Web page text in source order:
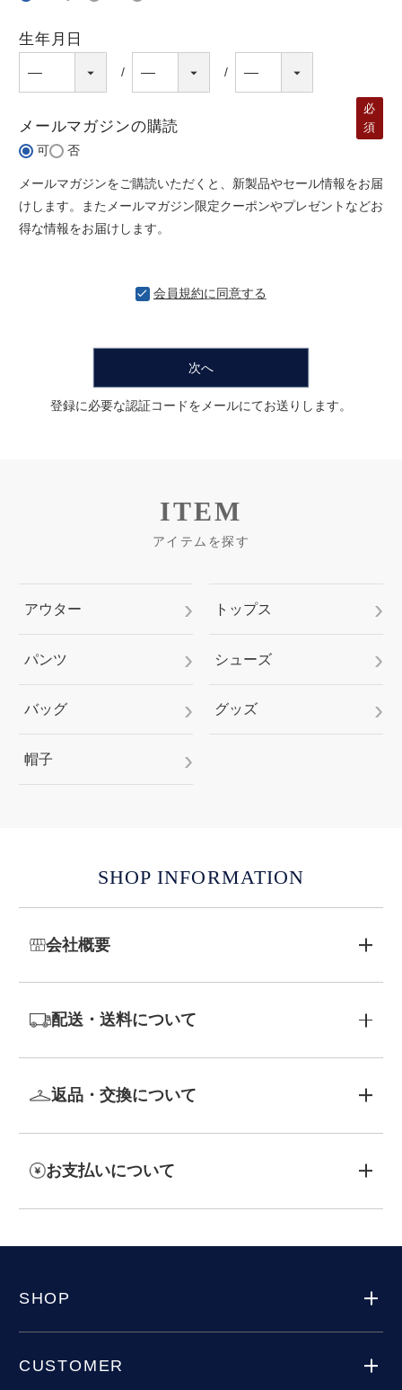
生年月日
メールマガジンの購読
必
須
可 否
メールマガジンをご購読いただくと、新製品やセール情報をお届
けします。またメールマガジン限定クーポンやプレゼントなどお
得な情報をお届けします。
会員規約に同意する
次へ
登録に必要な認証コードをメールにてお送りします。
ITEM
アイテムを探す
アウター トップス
パンツ シューズ
バッグ グッズ
帽子
SHOP INFORMATION
会社概要
配送・送料について
返品・交換について
お支払いについて
SHOP
CUSTOMER